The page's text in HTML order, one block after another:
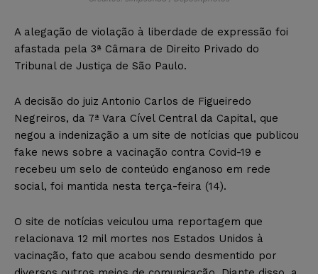
A alegação de violação à liberdade de expressão foi
afastada pela 3ª Câmara de Direito Privado do
Tribunal de Justiça de São Paulo.
A decisão do juiz Antonio Carlos de Figueiredo
Negreiros, da 7ª Vara Cível Central da Capital, que
negou a indenização a um site de notícias que publicou
fake news sobre a vacinação contra Covid-19 e
recebeu um selo de conteúdo enganoso em rede
social, foi mantida nesta terça-feira (14).
O site de notícias veiculou uma reportagem que
relacionava 12 mil mortes nos Estados Unidos à
vacinação, fato que acabou sendo desmentido por